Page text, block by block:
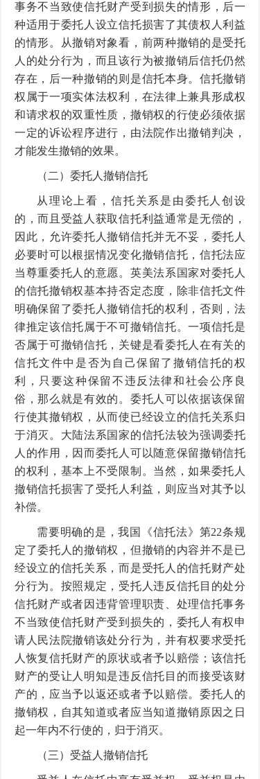
事务不当致使信托财产受到损失的情形，后一
种适用于委托人设立信托损害了其债权人利益
的情形。从撤销对象看，前两种撤销的是受托
人的处分行为，而且该行为被撤销后信托仍然
存在，后一种撤销的则是信托本身。信托撤销
权属于一项实体法权利，在法律上兼具形成权
和请求权的双重性质，撤销权的行使必须依据
一定的诉讼程序进行，由法院作出撤销判决，
才能发生撤销的效果。
（二）委托人撤销信托
从理论上看，信托关系是由委托人创设
的，而且受益人获取信托利益通常是无偿的，
因此，允许委托人撤销信托并无不妥，委托人
必要时可以根据情况变化撤销信托，信托法应
当尊重委托人的意愿。英美法系国家对委托人
的信托撤销权基本持否定态度，除非信托文件
明确保留了委托人撤销信托的权利，否则，法
律推定该信托属于不可撤销信托。一项信托是
否属于可撤销信托，关键是看委托人在有关的
信托文件中是否为自己保留了撤销信托的权
利，只要这种保留不违反法律和社会公序良
俗，那么就是有效的。委托人可以依据该保留
行使其撤销权，从而使已经设立的信托关系归
于消灭。大陆法系国家的信托法较为强调委托
人的作用，因而委托人可以随意保留撤销信托
的权利，基本上不受限制。当然，如果委托人
撤销信托损害了受托人利益，则应当对其予以
补偿。
需要明确的是，我国《信托法》第22条规
定了委托人的撤销权，但撤销的内容并不是已
经设立的信托关系，而是受托人的信托财产处
分行为。按照规定，受托人违反信托目的处分
信托财产或者因违背管理职责、处理信托事务
不当致使信托财产受到损失的，委托人有权申
请人民法院撤销该处分行为，并有权要求受托
人恢复信托财产的原状或者予以赔偿；该信托
财产的受让人明知是违反信托目的而接受该财
产的，应当予以返还或者予以赔偿。委托人的
撤销权，自其知道或者应当知道撤销原因之日
起一年内不行使的，归于消灭。
（三）受益人撤销信托